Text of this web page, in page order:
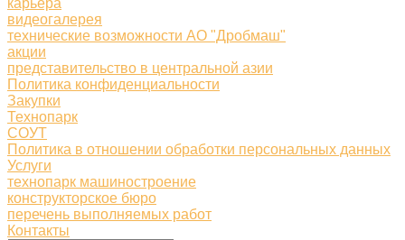
карьера
видеогалерея
технические возможности АО "Дробмаш"
акции
представительство в центральной азии
Политика конфиденциальности
Закупки
Технопарк
СОУТ
Политика в отношении обработки персональных данных
Услуги
технопарк машиностроение
конструкторское бюро
перечень выполняемых работ
Контакты